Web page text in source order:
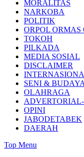
MORALITAS
NARKOBA
POLITIK
ORPOL ORMAS
TOKOH
PILKADA
MEDIA SOSIAL
DISCLAIMER
SENI & BUDAYA
OLAHRAGA
OPINI
JABODETABEK
DAERAH
Top Menu